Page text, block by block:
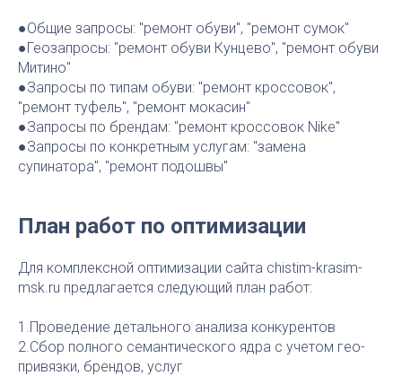
●Общие запросы: "ремонт обуви", "ремонт сумок"
●Геозапросы: "ремонт обуви Кунцево", "ремонт обуви
Митино"
●Запросы по типам обуви: "ремонт кроссовок",
"ремонт туфель", "ремонт мокасин"
●Запросы по брендам: "ремонт кроссовок Nike"
●Запросы по конкретным услугам: "замена
супинатора", "ремонт подошвы"
План работ по оптимизации
Для комплексной оптимизации сайта chistim-krasim-
msk.ru предлагается следующий план работ:
1.Проведение детального анализа конкурентов
2.Сбор полного семантического ядра с учетом гео-
привязки, брендов, услуг